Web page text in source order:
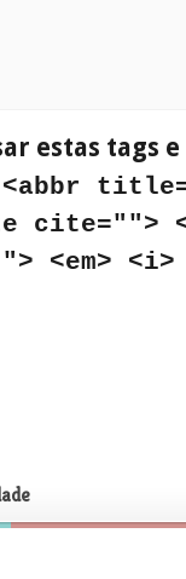
estas tags
cite="">
<em>